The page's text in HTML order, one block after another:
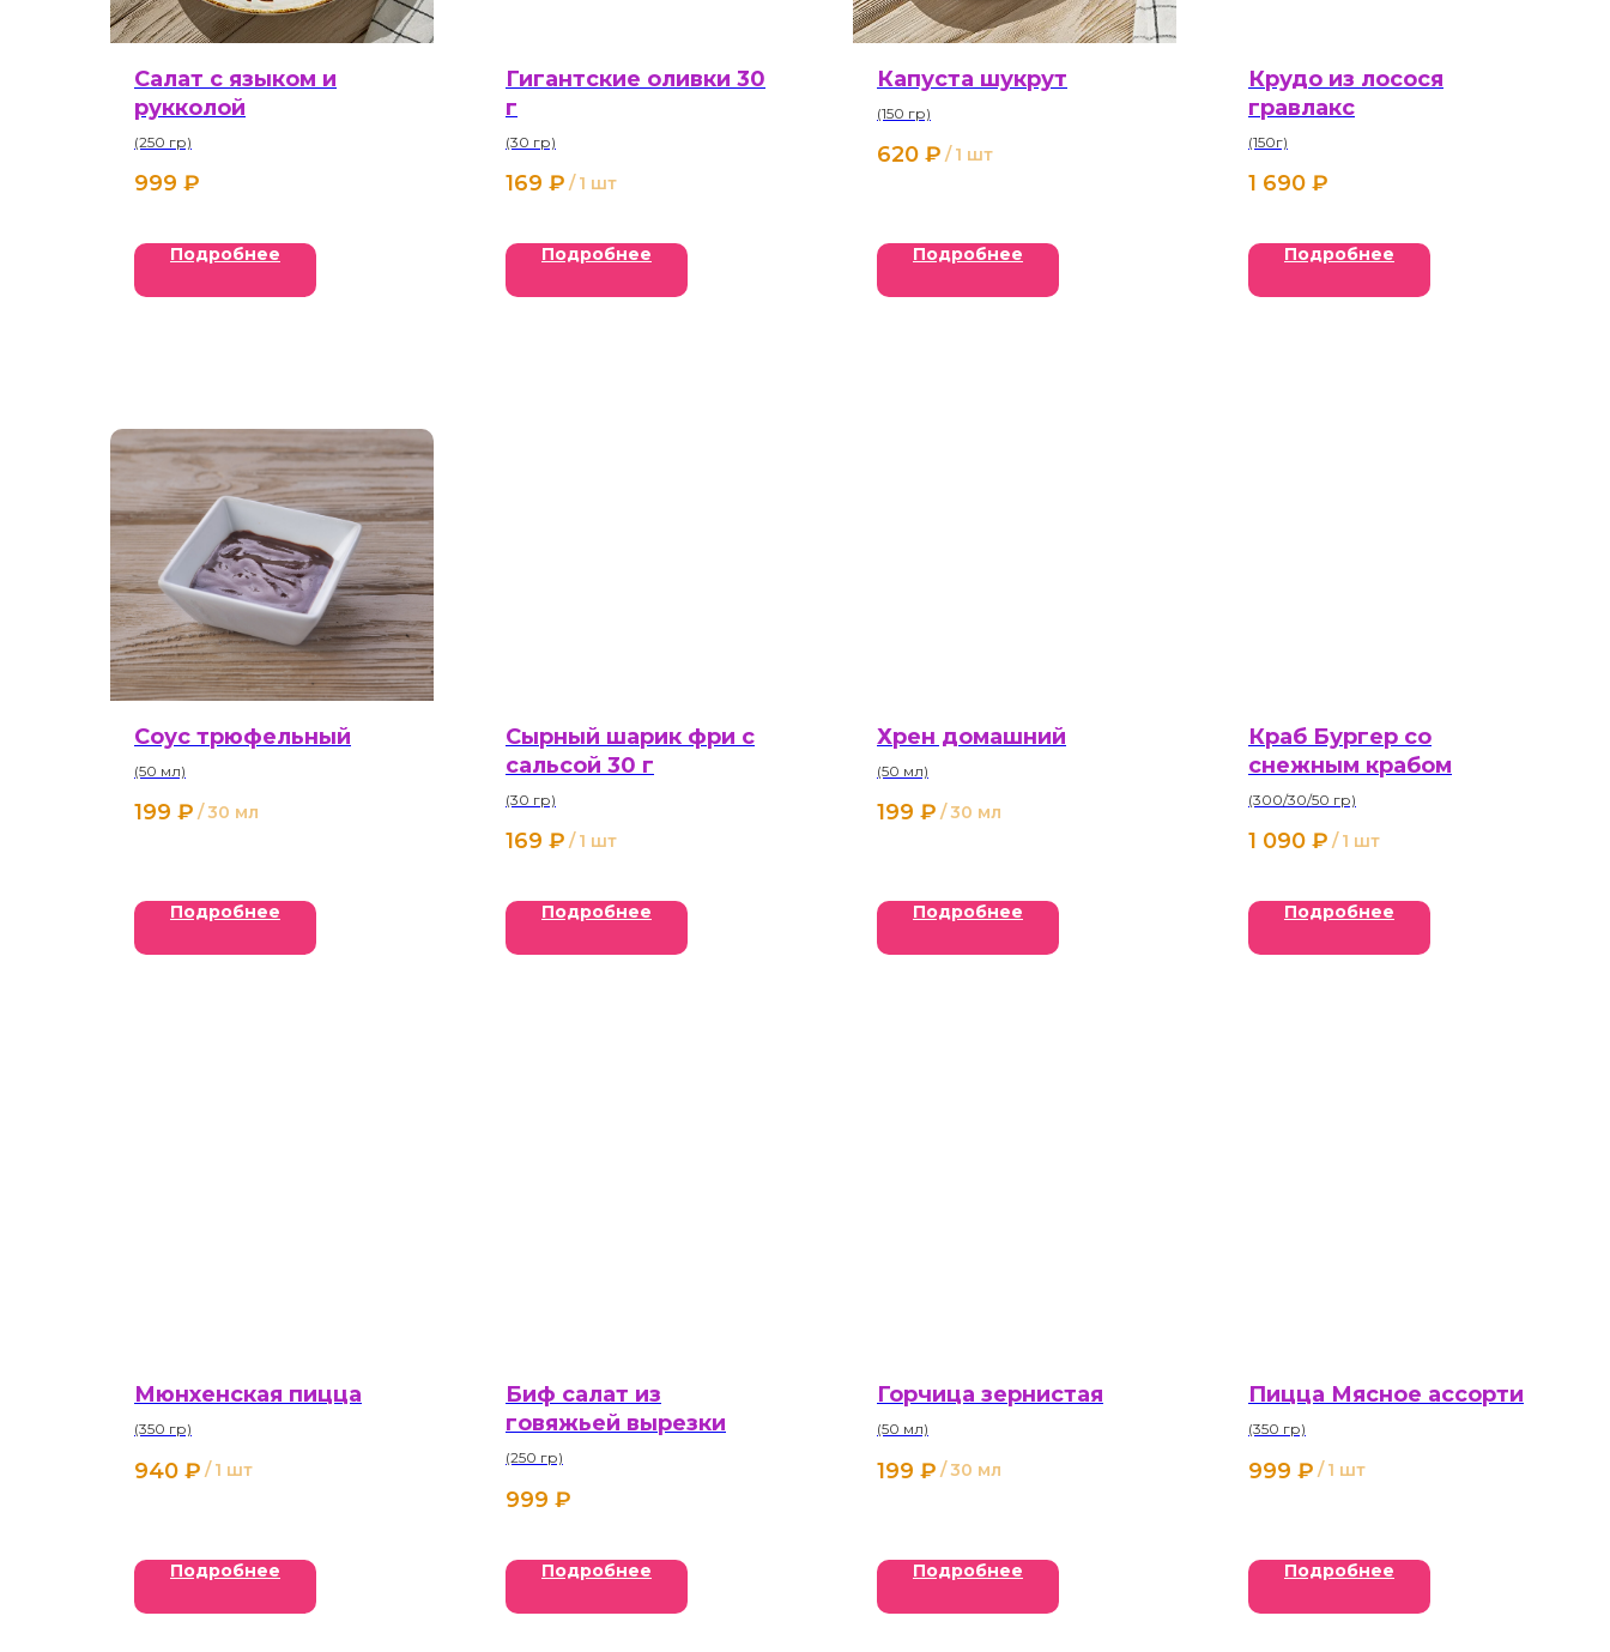
Салат с языком и
рукколой
(250 гр)
999 ₽
Подробнее
Гигантские оливки 30
г
(30 гр)
169 ₽ / 1 шт
Подробнее
Капуста шукрут
(150 гр)
620 ₽ / 1 шт
Подробнее
Крудо из лосося
гравлакс
(150г)
1 690 ₽
Подробнее
Соус трюфельный
(50 мл)
199 ₽ /30 мл
Подробнее
Сырный шарик фри с
сальсой 30 г
(30 гр)
169 ₽ / 1 шт
Подробнее
Хрен домашний
(50 мл)
199 ₽ /30 мл
Подробнее
Краб Бургер со
снежным крабом
(300/30/50 гр)
1 090 ₽ / 1 шт
Подробнее
Мюнхенская пицца
(350 гр)
940 ₽ / 1 шт
Подробнее
Биф салат из
говяжьей вырезки
(250 гр)
999 ₽
Подробнее
Горчица зернистая
(50 мл)
199 ₽ /30 мл
Подробнее
Пицца Мясное ассорти
(350 гр)
999 ₽ / 1 шт
Подробнее